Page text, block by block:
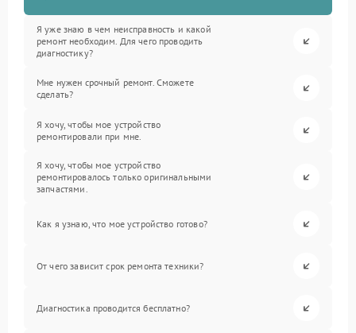
Я уже знаю в чем неисправность и какой
ремонт необходим. Для чего проводить
диагностику?
Мне нужен срочный ремонт. Сможете
сделать?
Я хочу, чтобы мое устройство
ремонтировали при мне.
Я хочу, чтобы мое устройство
ремонтировалось только оригинальными
запчастями.
Как я узнаю, что мое устройство готово?
От чего зависит срок ремонта техники?
Диагностика проводится бесплатно?